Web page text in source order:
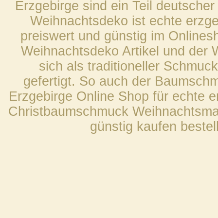
Erzgebirge sind ein Teil
Weihnachtsdeko ist echte
preiswert und günstig im
Weihnachtsdeko Artikel und der
sich als traditioneller
gefertigt. So auch der
Erzgebirge Online Shop für echte
Christbaumschmuck
günstig kaufen